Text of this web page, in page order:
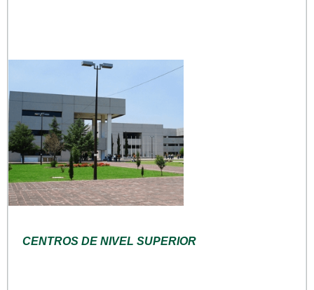
CENTROS DE NIVEL SUPERIOR